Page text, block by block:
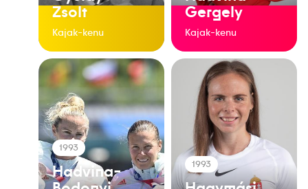
Zsolt
Kajak-kenu
Gergely
Kajak-kenu
1993
Hadvina-
1993